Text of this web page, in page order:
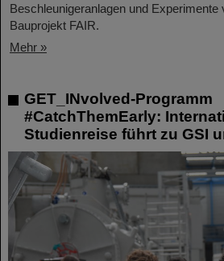
Beschleunigeranlagen und
Bauprojekt FAIR.
Mehr »
GET_INvolved-Programm
#CatchThemEarly:
Studienreise führt zu GSI